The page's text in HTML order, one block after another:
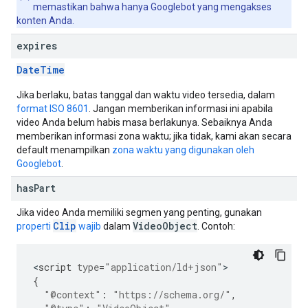
memastikan bahwa hanya Googlebot yang mengakses
konten Anda.
expires
DateTime
Jika berlaku, batas tanggal dan waktu video tersedia, dalam
format ISO 8601 . Jangan memberikan informasi ini apabila
video Anda belum habis masa berlakunya. Sebaiknya Anda
memberikan informasi zona waktu; jika tidak, kami akan secara
default menampilkan zona waktu yang digunakan oleh
Googlebot
hasPart
Jika video Anda memiliki segmen yang penting, gunakan
properti Clip wajib dalam VideoObject . Contoh:
<script type="application/ld+json"
{
"@context" : "https://schema.org/" ,